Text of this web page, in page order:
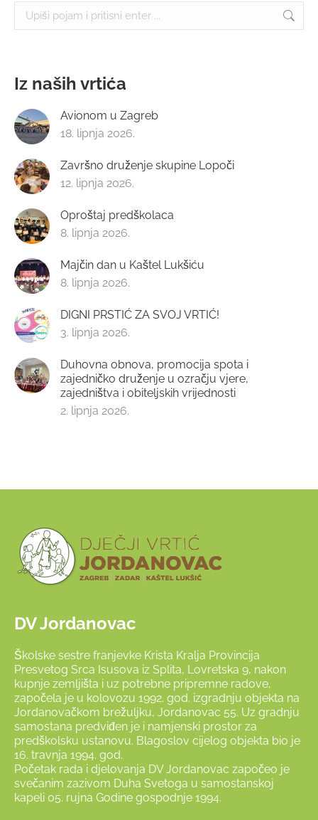
Search:
Iz naših vrtića
Avionom u Zagreb
18. lipnja 2026.
Završno druženje skupine Lopoči
12. lipnja 2026.
Oproštaj predškolaca
8. lipnja 2026.
Majčin dan u Kaštel Lukšiću
8. lipnja 2026.
DIGNI PRSTIĆ ZA SVOJ VRTIĆ!
3. lipnja 2026.
Duhovna obnova, promocija spota i
zajedničko druženje u ozračju vjere,
zajedništva i obiteljskih vrijednosti
2. lipnja 2026.
DV Jordanovac
Školske sestre franjevke Krista Kralja Provincija
Presvetog Srca Isusova iz Splita, Lovretska 9, nakon
kupnje zemljišta i uz potrebne pripremne radove,
započela je u kolovozu 1992. god. izgradnju objekta na
Jordanovačkom brežuljku, Jordanovac 55. Uz gradnju
samostana predviđen je i namjenski prostor za
predškolsku ustanovu. Blagoslov cijelog objekta bio je
16. travnja 1994. god.
Početak rada i djelovanja DV Jordanovac započeo je
svečanim zazivom Duha Svetoga u samostanskoj
kapeli 05. rujna Godine gospodnje 1994.